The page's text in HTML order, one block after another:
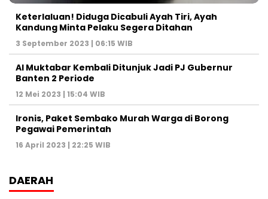
Keterlaluan! Diduga Dicabuli Ayah Tiri, Ayah
Kandung Minta Pelaku Segera Ditahan
3 September 2023 | 06:15 WIB
Al Muktabar Kembali Ditunjuk Jadi PJ Gubernur
Banten 2 Periode
12 Mei 2023 | 15:04 WIB
Ironis, Paket Sembako Murah Warga di Borong
Pegawai Pemerintah
16 April 2023 | 22:25 WIB
DAERAH